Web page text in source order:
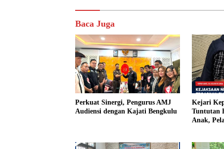
Baca Juga
Perkuat Sinergi, Pengurus AMJ
Audiensi dengan Kajati Bengkulu
Kejari
Tuntutan
Anak,